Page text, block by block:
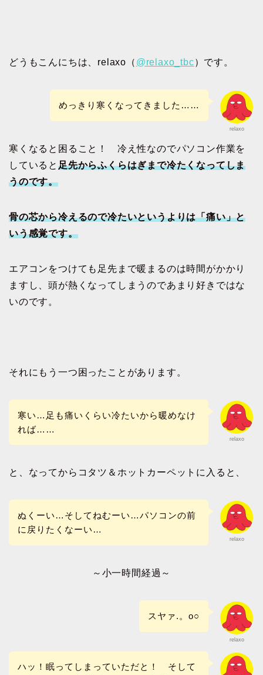
どうもこんにちは、relaxo（ @relaxo_tbc）です。
relaxo
めっきり寒くなってきました……
寒くなると困ること！ 冷え性なのでパソコン作業を
していると 足先からふくらはぎまで冷たくなってしま
うのです。
骨の芯から冷えるので冷たいというよりは「痛い」と
いう感覚です。
エアコンをつけても足先まで暖まるのは時間がかかり
ますし、頭が熱くなってしまうのであまり好きではな
いのです。
それにもう一つ困ったことがあります。
relaxo
寒い…足も痛いくらい冷たいから暖めなけ
れば……
と、なってからコタツ＆ホットカーペットに入ると、
relaxo
ぬくーい…そしてねむーい…パソコンの前
に戻りたくなーい…
～小一時間経過～
relaxo
スヤァ.。o○
ハッ！眠ってしまっていただと！ そして